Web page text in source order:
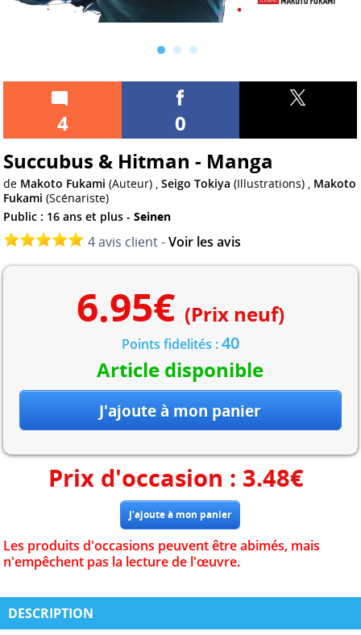
4
0
Succubus & Hitman - Manga
de Makoto Fukami (Auteur) ,Seigo Tokiya (Illustrations) , Makoto
Fukami (Scénariste)
Public : 16 ans et plus -Seinen
4 avis client -Voir les avis
6.95€ (Prix neuf)
Points fidelités :40
Article disponible
Prix d'occasion : 3.48€
Les produits d'occasions peuvent être abimés, mais
n'empêchent pas la lecture de l'œuvre.
DESCRIPTION